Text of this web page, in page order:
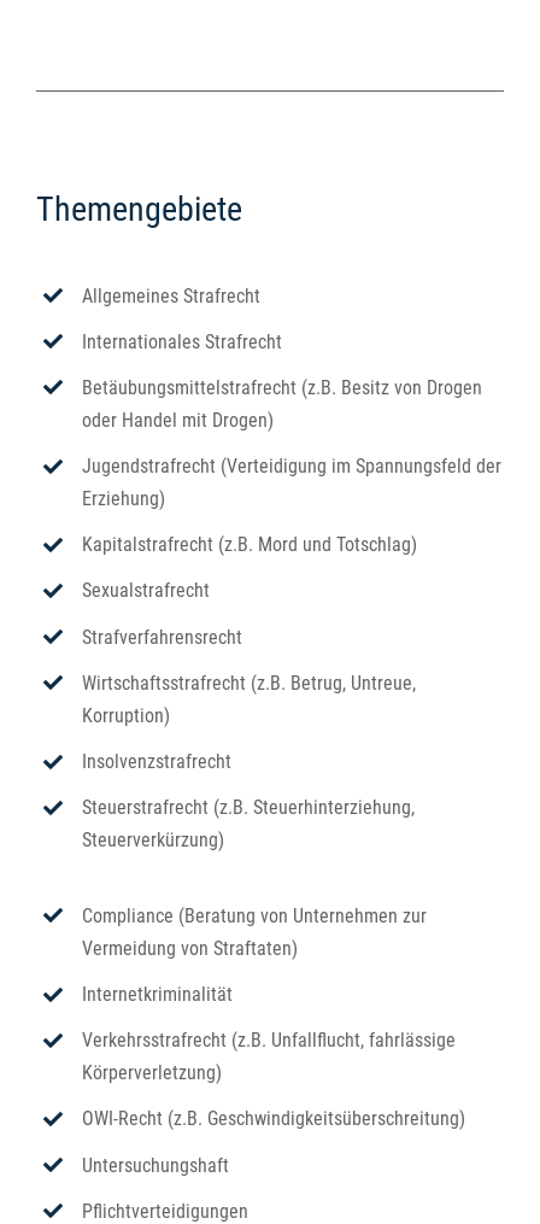
Themengebiete
Allgemeines Strafrecht
Internationales Strafrecht
Betäubungsmittelstrafrecht (z.B. Besitz von Drogen
oder Handel mit Drogen)
Jugendstrafrecht (Verteidigung im Spannungsfeld der
Erziehung)
Kapitalstrafrecht (z.B. Mord und Totschlag)
Sexualstrafrecht
Strafverfahrensrecht
Wirtschaftsstrafrecht (z.B. Betrug, Untreue,
Korruption)
Insolvenzstrafrecht
Steuerstrafrecht (z.B. Steuerhinterziehung,
Steuerverkürzung)
Compliance (Beratung von Unternehmen zur
Vermeidung von Straftaten)
Internetkriminalität
Verkehrsstrafrecht (z.B. Unfallflucht, fahrlässige
Körperverletzung)
OWI-Recht (z.B. Geschwindigkeitsüberschreitung)
Untersuchungshaft
Pflichtverteidigungen